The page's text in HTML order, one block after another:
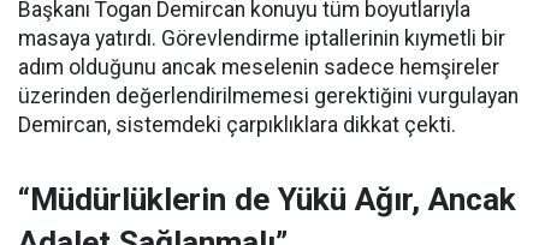
Başkanı Togan Demircan konuyu tüm boyutlarıyla
masaya yatırdı. Görevlendirme iptallerinin kıymetli bir
adım olduğunu ancak meselenin sadece hemşireler
üzerinden değerlendirilmemesi gerektiğini vurgulayan
Demircan, sistemdeki çarpıklıklara dikkat çekti.
“Müdürlüklerin de Yükü Ağır, Ancak